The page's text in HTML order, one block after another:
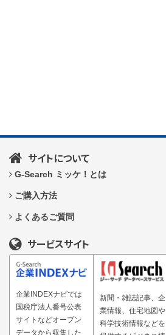
サイトについて
G-Search ミッケ！とは
ご購入方法
よくあるご質問
サービスサイト
企業INDEXナビでは
国税庁法人番号公表
サイトなどオープン
データから収集した
新聞・雑誌記事、企
業情報、住宅地図や
科学技術情報などを